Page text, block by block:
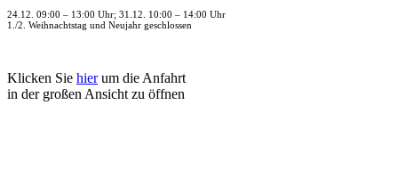
24.12. 09:00 – 13:00 Uhr; 31.12. 10:00 – 14:00 Uhr
1./2. Weihnachtstag und Neujahr geschlossen
Klicken Sie hierum die Anfahrt
in der großen Ansicht zu öffnen